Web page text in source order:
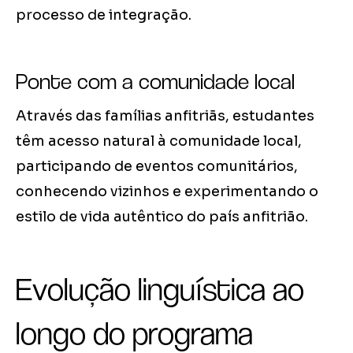
processo de integração.
Ponte com a comunidade local
Através das famílias anfitriãs, estudantes
têm acesso natural à comunidade local,
participando de eventos comunitários,
conhecendo vizinhos e experimentando o
estilo de vida autêntico do país anfitrião.
Evolução linguística ao
longo do programa